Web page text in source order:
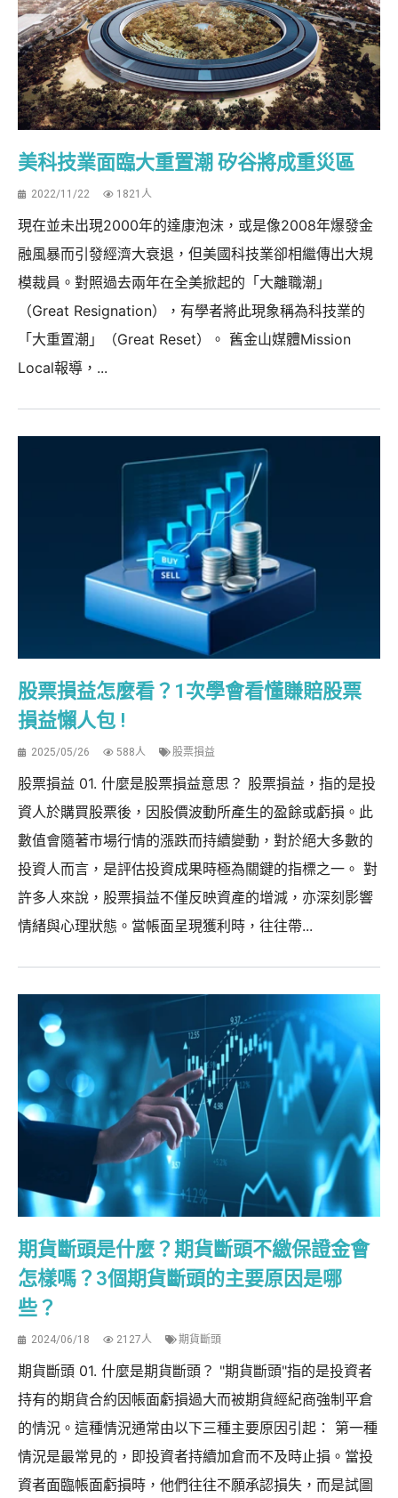
美科技業面臨大重置潮 矽谷將成重災區
2022/11/22 1821人
現在並未出現2000年的達康泡沫，或是像2008年爆發金
融風暴而引發經濟大衰退，但美國科技業卻相繼傳出大規
模裁員。對照過去兩年在全美掀起的「大離職潮」
（Great Resignation），有學者將此現象稱為科技業的
「大重置潮」（Great Reset）。 舊金山媒體Mission
Local報導，...
股票損益怎麼看？1次學會看懂賺賠股票
損益懶人包 !
2025/05/26 588人 股票損益
股票損益 01. 什麼是股票損益意思？ 股票損益，指的是投
資人於購買股票後，因股價波動所產生的盈餘或虧損。此
數值會隨著市場行情的漲跌而持續變動，對於絕大多數的
投資人而言，是評估投資成果時極為關鍵的指標之一。 對
許多人來說，股票損益不僅反映資產的增減，亦深刻影響
情緒與心理狀態。當帳面呈現獲利時，往往帶...
期貨斷頭是什麼？期貨斷頭不繳保證金會
怎樣嗎？3個期貨斷頭的主要原因是哪
些？
2024/06/18 2127人 期貨斷頭
期貨斷頭 01. 什麼是期貨斷頭？ "期貨斷頭"指的是投資者
持有的期貨合約因帳面虧損過大而被期貨經紀商強制平倉
的情況。這種情況通常由以下三種主要原因引起： 第一種
情況是最常見的，即投資者持續加倉而不及時止損。當投
資者面臨帳面虧損時，他們往往不願承認損失，而是試圖